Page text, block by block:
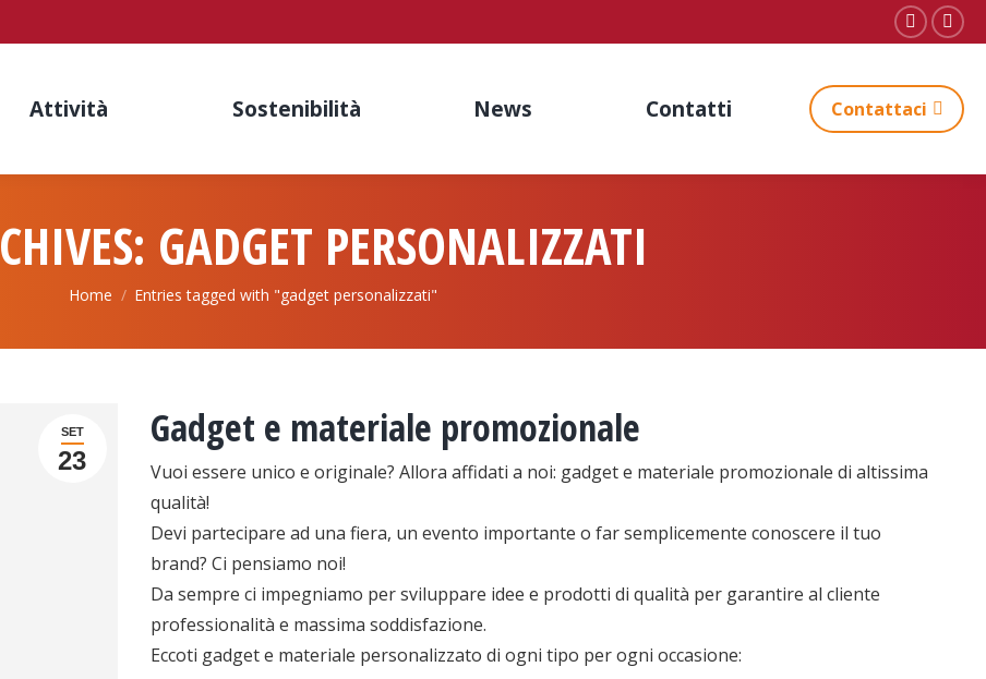
opens
in
new
in
new
Attività Sostenibilità News Contatti Contattaci
GADGET PERSONALIZZATI
You are here:
Home Entries tagged with "gadget personalizzati"
SET
23
Gadget e materiale promozionale
Vuoi essere unico e originale? Allora affidati a noi: gadget e materiale promozionale di altissima
qualità!
Devi partecipare ad una fiera, un evento importante o far semplicemente conoscere il tuo
brand? Ci pensiamo noi!
Da sempre ci impegniamo per sviluppare idee e prodotti di qualità per garantire al cliente
professionalità e massima soddisfazione.
Eccoti gadget e materiale personalizzato di ogni tipo per ogni occasione: